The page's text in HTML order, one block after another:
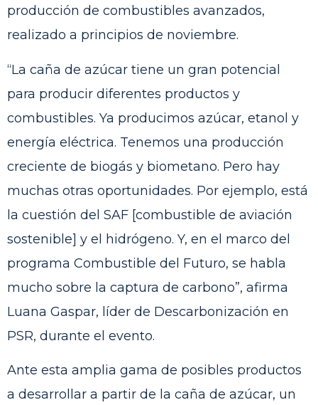
producción de combustibles avanzados,
realizado a principios de noviembre.
“La caña de azúcar tiene un gran potencial
para producir diferentes productos y
combustibles. Ya producimos azúcar, etanol y
energía eléctrica. Tenemos una producción
creciente de biogás y biometano. Pero hay
muchas otras oportunidades. Por ejemplo, está
la cuestión del SAF [combustible de aviación
sostenible] y el hidrógeno. Y, en el marco del
programa Combustible del Futuro, se habla
mucho sobre la captura de carbono”, afirma
Luana Gaspar, líder de Descarbonización en
PSR, durante el evento.
Ante esta amplia gama de posibles productos
a desarrollar a partir de la caña de azúcar, un